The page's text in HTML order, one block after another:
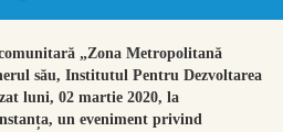
„Zona Metropolitană
său, Institutul Pentru Dezvoltarea
luni, 02 martie 2020, la
un eveniment privind